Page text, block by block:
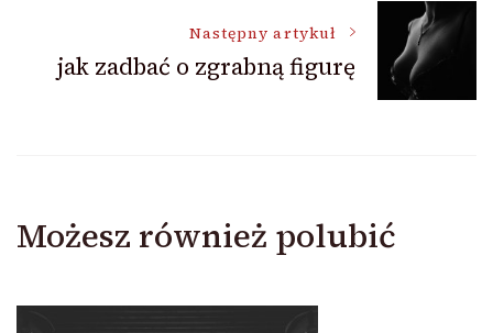
Następny artykuł
jak zadbać o zgrabną figurę
Możesz również polubić